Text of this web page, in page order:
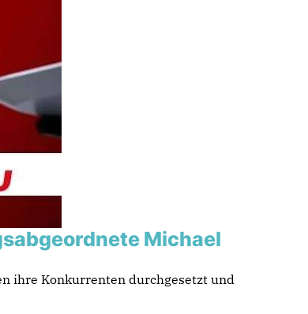
Michael
ihre Konkurrenten durchgesetzt und